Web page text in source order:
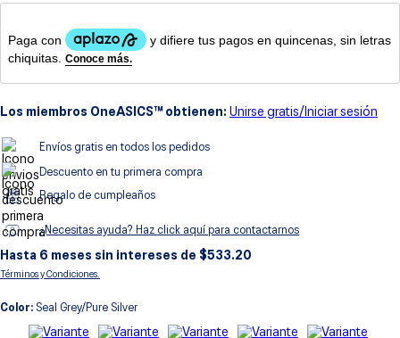
Los miembros OneASICS™ obtienen: Unirse gratis/Iniciar sesión
Envíos gratis en todos los pedidos
Descuento en tu primera compra
Regalo de cumpleaños
¿Necesitas ayuda? Haz click aquí para contactarnos
Hasta 6 meses sin intereses de $533.20
Términos y Condiciones.
Color: Seal Grey/Pure Silver
gel kayano 14
10. 1130